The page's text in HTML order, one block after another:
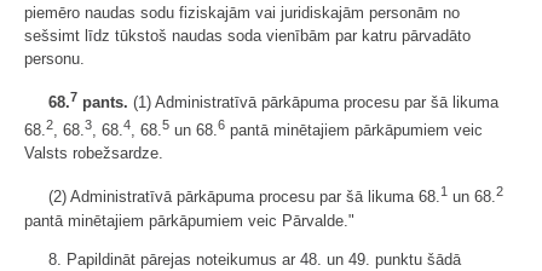
piemēro naudas sodu fiziskajām vai juridiskajām personām no
sešsimt līdz tūkstoš naudas soda vienībām par katru pārvadāto
personu.
68.7 pants. (1) Administratīvā pārkāpuma procesu par šā likuma
68.2, 68.3, 68.4, 68.5 un 68.6 pantā minētajiem pārkāpumiem veic
Valsts robežsardze.
(2) Administratīvā pārkāpuma procesu par šā likuma 68.1 un 68.2
pantā minētajiem pārkāpumiem veic Pārvalde."
8. Papildināt pārejas noteikumus ar 48. un 49. punktu šādā